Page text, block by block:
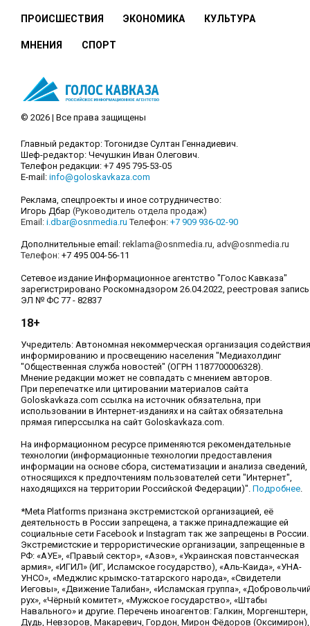
ПРОИСШЕСТВИЯ ЭКОНОМИКА КУЛЬТУРА
МНЕНИЯ СПОРТ
© 2026 | Все права защищены
Главный редактор: Тогонидзе Султан Геннадиевич.
Шеф-редактор: Чечушкин Иван Олегович.
Телефон редакции: +7 495 795-53-05
E-mail: info@goloskavkaza.com
Реклама, спецпроекты и иное сотрудничество:
Игорь Дбар (Руководитель отдела продаж)
Email: i.dbar@osnmedia.ru Телефон: +7 909 936-02-90
Дополнительные email: reklama@osnmedia.ru, adv@osnmedia.ru
Телефон: +7 495 004-56-11
Сетевое издание Информационное агентство "Голос Кавказа"
зарегистрировано Роскомнадзором 26.04.2022, реестровая запись
ЭЛ № ФС 77 - 82837
18+
Учредитель: Автономная некоммерческая организация содействия
информированию и просвещению населения "Медиахолдинг
"Общественная служба новостей" (ОГРН 1187700006328).
Мнение редакции может не совпадать с мнением авторов.
При перепечатке или цитировании материалов сайта
Goloskavkaza.com ссылка на источник обязательна, при
использовании в Интернет-изданиях и на сайтах обязательна
прямая гиперссылка на сайт Goloskavkaza.com.
На информационном ресурсе применяются рекомендательные
технологии (информационные технологии предоставления
информации на основе сбора, систематизации и анализа сведений,
относящихся к предпочтениям пользователей сети "Интернет",
находящихся на территории Российской Федерации)". Подробнее.
*Meta Platforms признана экстремистской организацией, её
деятельность в России запрещена, а также принадлежащие ей
социальные сети Facebook и Instagram так же запрещены в России.
Экстремистские и террористические организации, запрещенные в
РФ: «АУЕ», «Правый сектор», «Азов», «Украинская повстанческая
армия», «ИГИЛ» (ИГ, Исламское государство), «Аль-Каида», «УНА-
УНСО», «Меджлис крымско-татарского народа», «Свидетели
Иеговы», «Движение Талибан», «Исламская группа»,
рух», «Чёрный комитет», «Мужское государство», «Штабы
Навального» и другие. Перечень иноагентов: Галкин, Моргенштерн,
Дудь, Невзоров, Макаревич, Гордон, Мирон Фёдоров (Оксимирон),